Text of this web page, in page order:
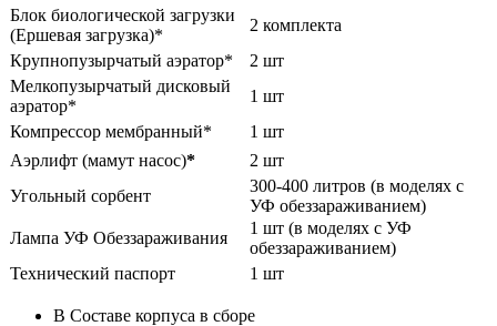
Блок биологической загрузки
(Ершевая загрузка)*
2 комплекта
Крупнопузырчатый аэратор*
2 шт
Мелкопузырчатый дисковый
аэратор*
1 шт
Компрессор мембранный*
1 шт
Аэрлифт (мамут насос)*
2 шт
Угольный сорбент
300-400 литров (в моделях с
УФ обеззараживанием)
Лампа УФ Обеззараживания
1 шт (в моделях с УФ
обеззараживанием)
Технический паспорт
1 шт
В Составе корпуса в сборе